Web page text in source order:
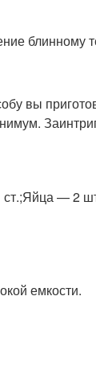
блинному
вы
ст.;Яйца — 2
емкости.